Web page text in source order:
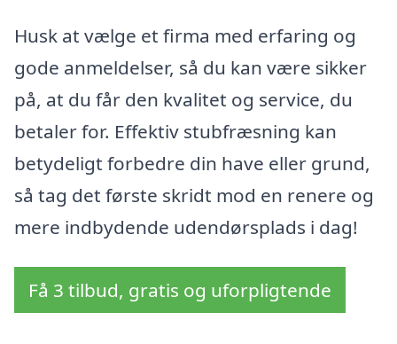
Husk at vælge et firma med erfaring og
gode anmeldelser, så du kan være sikker
på, at du får den kvalitet og service, du
betaler for. Effektiv stubfræsning kan
betydeligt forbedre din have eller grund,
så tag det første skridt mod en renere og
mere indbydende udendørsplads i dag!
Få 3 tilbud, gratis og uforpligtende